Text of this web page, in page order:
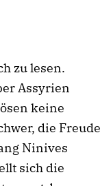
zu lesen.
Assyrien
keine
die Freude
Ninives
sich die